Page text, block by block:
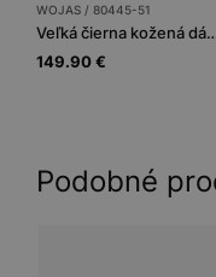
WOJAS / 80445-51
Veľká čierna
149.90 €
Podobné